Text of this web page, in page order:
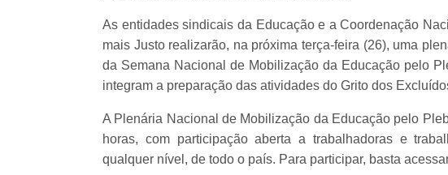
As entidades sindicais da Educação e a Coordenação
mais Justo realizarão, na próxima terça-feira (26), uma
da Semana Nacional de Mobilização da Educação pelo
integram a preparação das atividades do Grito dos
A Plenária Nacional de Mobilização da Educação pelo
horas, com participação aberta a trabalhadoras e
qualquer nível, de todo o país. Para participar, basta